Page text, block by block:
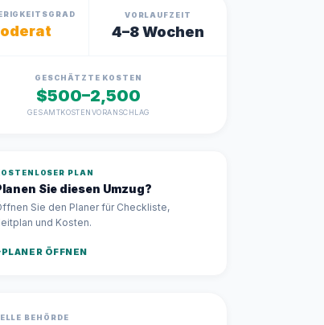
VORLAUFZEIT
4–8 Wochen
GESCHÄTZTE KOSTEN
$500–2,500
GESAMTKOSTENVORANSCHLAG
PLAN
Sie diesen Umzug?
Sie den Planer für Checkliste,
und Kosten.
PLANER ÖFFNEN
BEHÖRDE